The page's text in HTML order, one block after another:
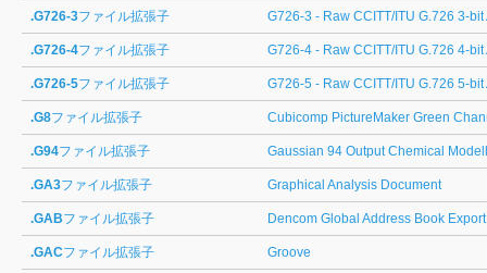
.G726-3ファイル拡張子 G726-3 - Raw CCITT/ITU G.726 3-
.G726-4ファイル拡張子 G726-4 - Raw CCITT/ITU G.726 4-
.G726-5ファイル拡張子 G726-5 - Raw CCITT/ITU G.726 5-
.G8ファイル拡張子 Cubicomp PictureMaker Green
.G94ファイル拡張子 Gaussian 94 Output Chemical
.GA3ファイル拡張子 Graphical Analysis Document
.GABファイル拡張子 Dencom Global Address Book Export
.GACファイル拡張子 Groove